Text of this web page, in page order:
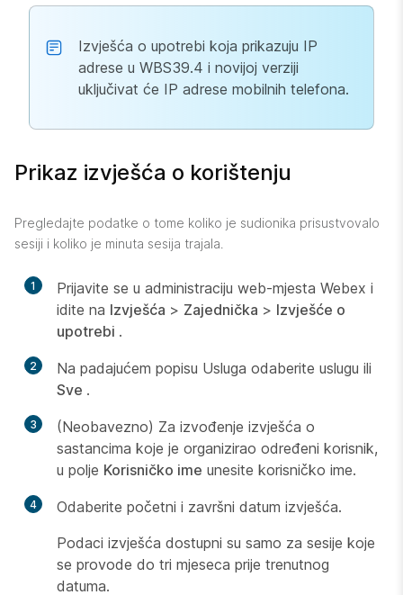
Izvješća o upotrebi koja prikazuju IP
adrese u WBS39.4 i novijoj verziji
uključivat će IP adrese mobilnih telefona.
Prikaz izvješća o korištenju
Pregledajte podatke o tome koliko je sudionika prisustvovalo
sesiji i koliko je minuta sesija trajala.
1
Prijavite se u administraciju web-mjesta Webex i
idite na Izvješća > Zajednička > Izvješće o
upotrebi .
2 Na padajućem popisu Usluga odaberite uslugu ili
Sve .
3
(Neobavezno) Za izvođenje izvješća o
sastancima koje je organizirao određeni korisnik,
u polje Korisničko ime unesite korisničko ime.
4
Odaberite početni i završni datum izvješća.
Podaci izvješća dostupni su samo za sesije koje
se provode do tri mjeseca prije trenutnog
datuma.